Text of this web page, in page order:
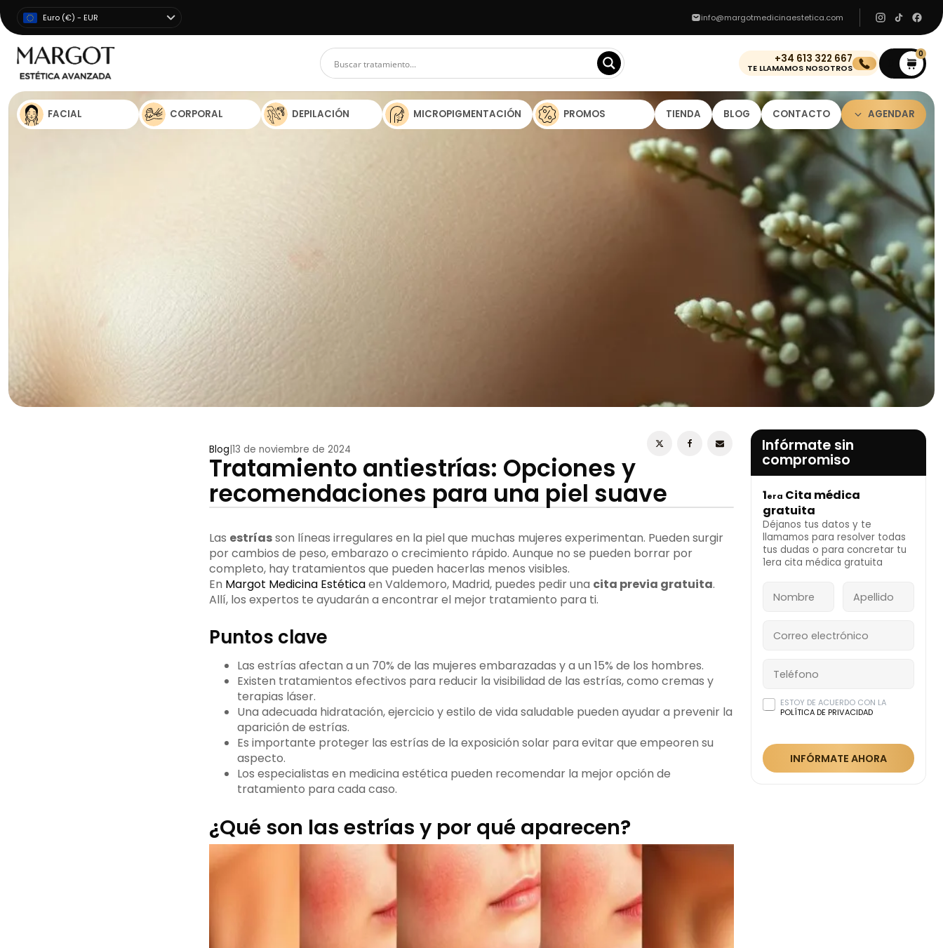
Euro (€) - EUR info@margotmedicinaestetica.com
+34 613 322 667
TE LLAMAMOS NOSOTROS
0
FACIAL CORPORAL DEPILACIÓN MICROPIGMENTACIÓN PROMOS TIENDA BLOG CONTACTO AGENDAR
ESTOY DE ACUERDO CON LAPOLÍTICA DE
INFÓRMATE AHORA
Blog 13 de noviembre de 2024
Tratamiento antiestrías: Opciones y
recomendaciones para una piel suave
Las estríasson líneas irregulares en la piel que muchas mujeres experimentan. Pueden surgir
por cambios de peso, embarazo o crecimiento rápido. Aunque no se pueden borrar por
completo, hay tratamientos que pueden hacerlas menos visibles.
En Margot Medicina Estéticaen Valdemoro, Madrid, puedes pedir una cita previa gratuita.
Allí, los expertos te ayudarán a encontrar el mejor tratamiento para ti.
Puntos clave
Las estrías afectan a un 70% de las mujeres embarazadas y a un 15% de los hombres.
Existen tratamientos efectivos para reducir la visibilidad de las estrías, como cremas y
terapias láser.
Una adecuada hidratación, ejercicio y estilo de vida saludable pueden ayudar a prevenir la
aparición de estrías.
Es importante proteger las estrías de la exposición solar para evitar que empeoren su
aspecto.
Los especialistas en medicina estética pueden recomendar la mejor opción de
tratamiento para cada caso.
¿Qué son las estrías y por qué aparecen?
Infórmate sin
compromiso
1era Cita médica
gratuita
Déjanos tus datos y te
llamamos para resolver todas
tus dudas o para concretar tu
1era cita médica gratuita
ESTOY DE ACUERDO CON LA
POLÍTICA DE PRIVACIDAD
INFÓRMATE AHORA